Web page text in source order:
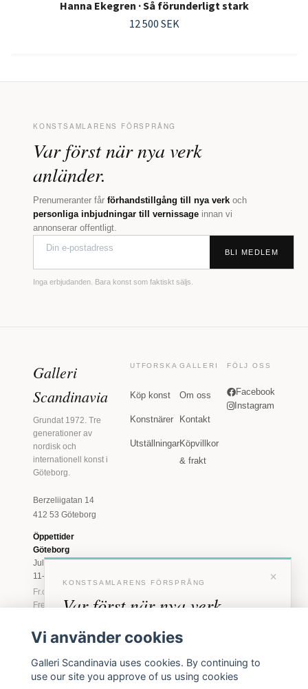
Hanna Ekegren · Så förunderligt stark
12 500 SEK
KONSTSAMLARENS FÖRSPRÅNG
Var först när nya verk
anländer.
Prenumeranter får förhandstillgång till nya verk och
personliga inbjudningar till vernissage innan vi
annonserar offentligt.
BLI MEDLEM
Inga erbjudanden. Bara konst som faktiskt säljs.
Galleri
Scandinavia
Grundat 1972. Tre
generationer av
nordisk och
internationell konst i
Göteborg.
Berzeliigatan 14
412 53 Göteborg
Öppettider
Göteborg
Juli: Tis 11-18 · Lör
11-16
Fr.o.m. augusti: Tis-
Fre 11-18 · Lör 11-
Marstrand
2026
Tis-Fre 11-18 ·
UTFORSKA
Köp konst
Konstnärer
Utställningar
GALLERI
Om oss
Kontakt
Köpvillkor
& frakt
FÖLJ OSS
Facebook
Instagram
×
KONSTSAMLARENS FÖRSPRÅNG
Var först när nya verk
anländer
inbjudningar till vernissage, innan vi annonserar
offentligt.
Vi använder cookies
Galleri Scandinavia uses cookies. By continuing to
use our site you approve of us using cookies